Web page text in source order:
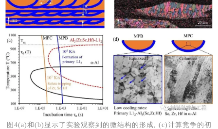
图4(a)和(b)显示了实验观察到的微结构的形成, (c)计算竞争的初